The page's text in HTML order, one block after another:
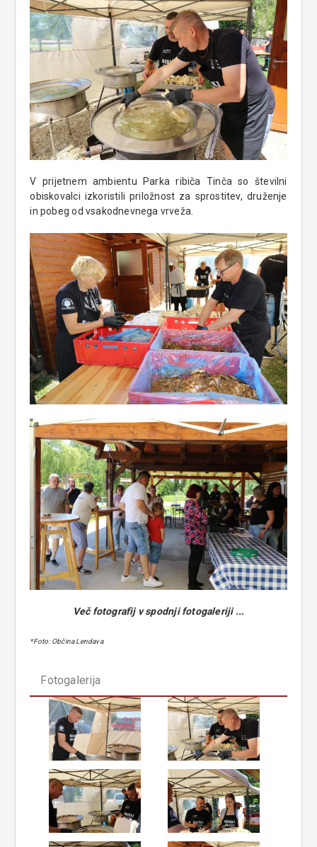
V prijetnem ambientu Parka ribiča Tinča so številni
obiskovalci izkoristili priložnost za sprostitev, druženje
in pobeg od vsakodnevnega vrveža.
Več fotografij v spodnji fotogaleriji ...
*Foto: Občina Lendava
Fotogalerija